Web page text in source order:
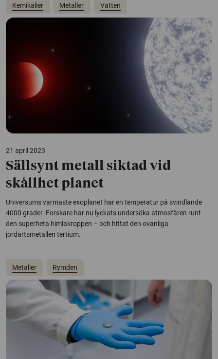
Kemikalier Metaller Vatten
21 april 2023
Sällsynt metall siktad vid
skållhet planet
Universums varmaste exoplanet har en temperatur på svindlande
4000 grader. Forskare har nu lyckats undersöka atmosfären runt
den superheta himlakroppen – och hittat den ovanliga
jordartsmetallen tertium.
Metaller Rymden